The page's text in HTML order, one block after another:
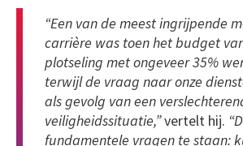
“Een van de meest ingrijpende
carrière was toen het budget
plotseling met ongeveer 35%
terwijl de vraag naar onze
als gevolg van een
veiligheidssituatie,”vertelt hij.
fundamentele vragen te staan: